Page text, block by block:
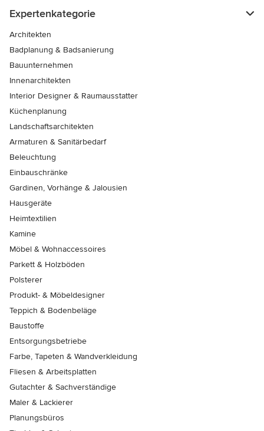
Expertenkategorie
Architekten
Badplanung & Badsanierung
Bauunternehmen
Innenarchitekten
Interior Designer & Raumausstatter
Küchenplanung
Landschaftsarchitekten
Armaturen & Sanitärbedarf
Beleuchtung
Einbauschränke
Gardinen, Vorhänge & Jalousien
Hausgeräte
Heimtextilien
Kamine
Möbel & Wohnaccessoires
Parkett & Holzböden
Polsterer
Produkt- & Möbeldesigner
Teppich & Bodenbeläge
Baustoffe
Entsorgungsbetriebe
Farbe, Tapeten & Wandverkleidung
Fliesen & Arbeitsplatten
Gutachter & Sachverständige
Maler & Lackierer
Planungsbüros